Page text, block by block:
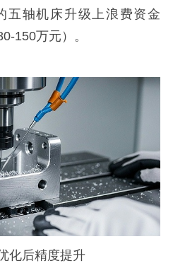
五轴机床升级上浪费资金
150万元）。
化后精度提升